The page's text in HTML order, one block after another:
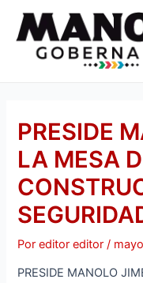
contenido
PRESIDE
LA MESA
Poreditor editor/
PRESIDE MANOLO
de
entradas